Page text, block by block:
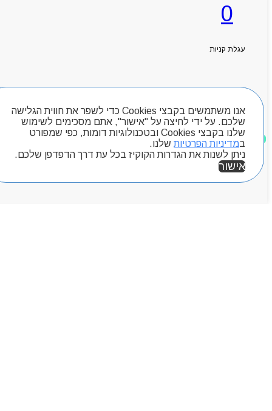
אנו משתמשים בקבצי Cookies כדי לשפר את חווית הגלישה
שלכם. על ידי לחיצה על "אישור", אתם מסכימים לשימוש
שלנו בקבצי Cookies ובטכנולוגיות דומות, כפי שמפורט
במדיניות הפרטיות שלנו.
ניתן לשנות את הגדרות הקוקיז בכל עת דרך הדפדפן שלכם.
אישור
0
עגלת קניות
חיפוש מוצרים
מוצרים שאהבתי
ראשי
המגזין